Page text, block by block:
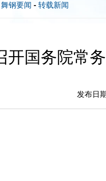
舞钢要闻 - 转载新闻
开国务院常
发布日